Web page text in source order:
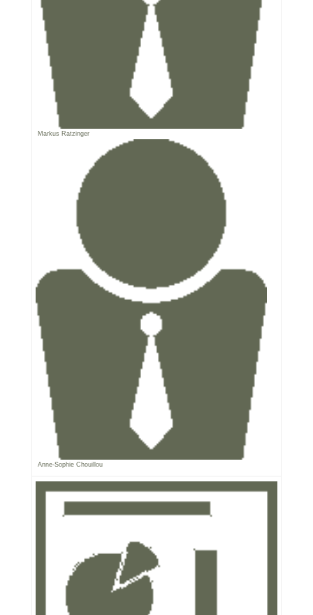
Markus Ratzinger
Anne-Sophie Chouillou